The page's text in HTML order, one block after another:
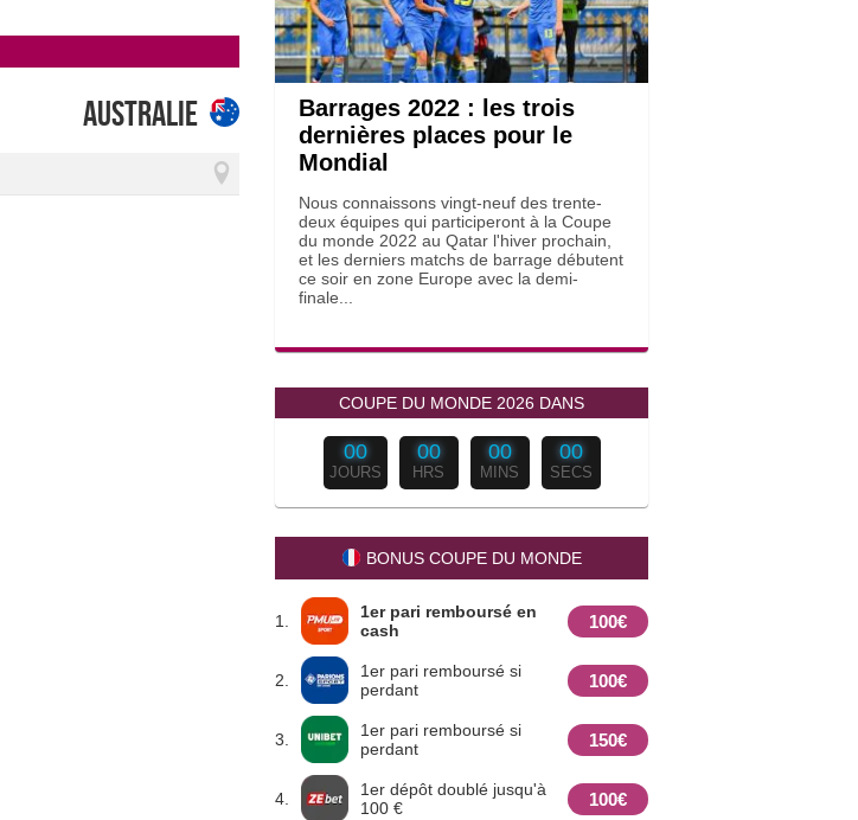
Australie
Barrages 2022 : les trois
dernières places pour le
Mondial
Nous connaissons vingt-neuf des trente-
deux équipes qui participeront à la Coupe
du monde 2022 au Qatar l'hiver prochain,
et les derniers matchs de barrage débutent
ce soir en zone Europe avec la demi-
finale...
COUPE DU MONDE 2026 DANS
00
JOURS
00
HRS
00
MINS
00
SECS
BONUS COUPE DU MONDE
1.
1er pari remboursé en
cash
100€
2.
1er pari remboursé si
perdant
100€
3.
1er pari remboursé si
perdant
150€
4.
1er dépôt doublé jusqu'à
100 €
100€